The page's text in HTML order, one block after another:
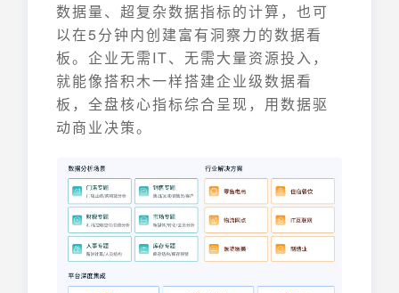
数据量、超复杂数据指标的计算，也可
以在5分钟内创建富有洞察力的数据看
板。企业无需IT、无需大量资源投入，
就能像搭积木一样搭建企业级数据看
板，全盘核心指标综合呈现，用数据驱
动商业决策。